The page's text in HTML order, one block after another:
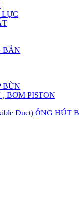
LỰC
BẢN
BÙN
BƠM PISTON
Duct) ỐNG HÚT